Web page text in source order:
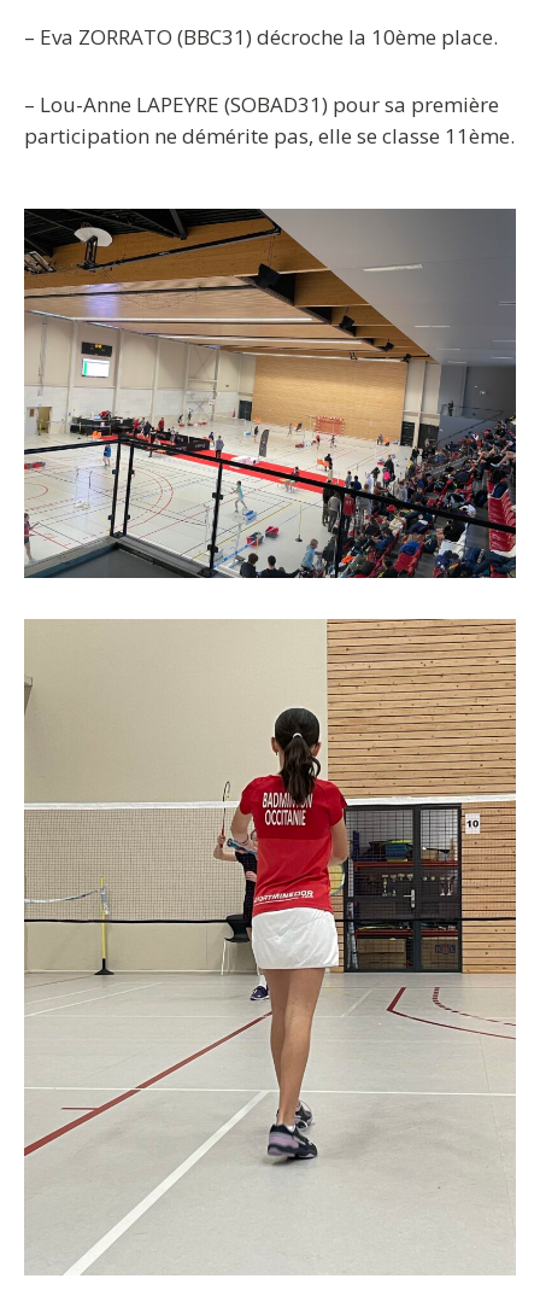
– Eva ZORRATO (BBC31) décroche la 10ème place.
– Lou-Anne LAPEYRE (SOBAD31) pour sa première
participation ne démérite pas, elle se classe 11ème.